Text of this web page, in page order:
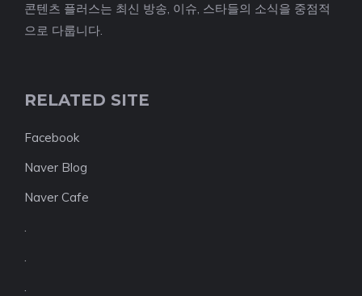
콘텐츠 플러스는 최신 방송, 이슈, 스타들의 소식을 중점적
으로 다룹니다.
RELATED SITE
Facebook
Naver Blog
Naver Cafe
.
.
.